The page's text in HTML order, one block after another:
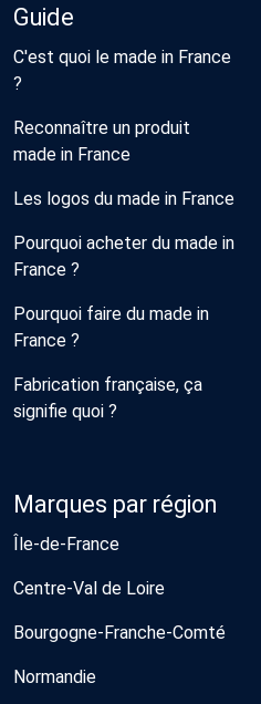
Guide
C'est quoi le made in France
?
Reconnaître un produit
made in France
Les logos du made in France
Pourquoi acheter du made in
France ?
Pourquoi faire du made in
France ?
Fabrication française, ça
signifie quoi ?
Marques par région
Île-de-France
Centre-Val de Loire
Bourgogne-Franche-Comté
Normandie